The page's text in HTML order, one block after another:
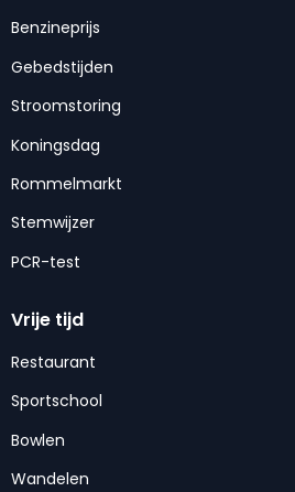
Benzineprijs
Gebedstijden
Stroomstoring
Koningsdag
Rommelmarkt
Stemwijzer
PCR-test
Vrije tijd
Restaurant
Sportschool
Bowlen
Wandelen